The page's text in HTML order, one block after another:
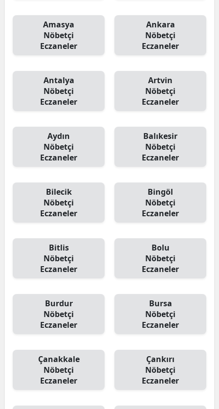
Amasya
Nöbetçi
Eczaneler
Ankara
Nöbetçi
Eczaneler
Antalya
Nöbetçi
Eczaneler
Artvin
Nöbetçi
Eczaneler
Aydın
Nöbetçi
Eczaneler
Balıkesir
Nöbetçi
Eczaneler
Bilecik
Nöbetçi
Eczaneler
Bingöl
Nöbetçi
Eczaneler
Bitlis
Nöbetçi
Eczaneler
Bolu
Nöbetçi
Eczaneler
Burdur
Nöbetçi
Eczaneler
Bursa
Nöbetçi
Eczaneler
Çanakkale
Nöbetçi
Eczaneler
Çankırı
Nöbetçi
Eczaneler